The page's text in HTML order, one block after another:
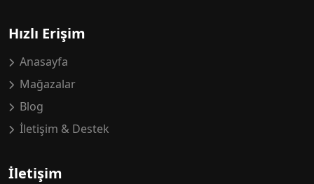
Hızlı Erişim
Anasayfa
Mağazalar
Blog
İletişim & Destek
İletişim